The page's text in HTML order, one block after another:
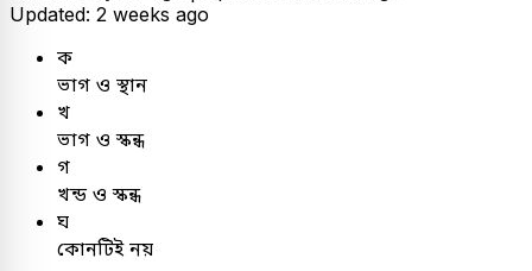
Updated: 2 weeks ago
ক
ভাগ ও স্থান
খ
ভাগ ও স্কন্ধ
গ
খন্ড ও স্কন্ধ
ঘ
কোনটিই নয়